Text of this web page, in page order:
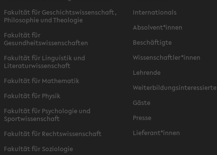
Fakultät für Geschichtswissenschaft,
Philosophie und Theologie
Fakultät für
Gesundheitswissenschaften
Fakultät für Linguistik und
Literaturwissenschaft
Fakultät für Mathematik
Fakultät für Physik
Fakultät für Psychologie und
Sportwissenschaft
Fakultät für Rechtswissenschaft
Fakultät für Soziologie
Internationals
Absolvent*innen
Beschäftigte
Wissenschaftler*innen
Lehrende
Weiterbildungsinteressierte
Gäste
Presse
Lieferant*innen